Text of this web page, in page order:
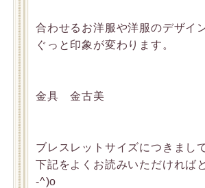
合わせるお洋服や洋服のデザイ
ぐっと印象が変わります。
金具 金古美
ブレスレットサイズにつきまし
下記をよくお読みいただければ
-^)o